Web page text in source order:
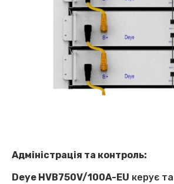
Адміністрація та контроль:
Deye HVB750V/100A-EU керує